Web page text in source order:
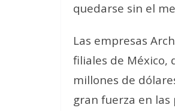
quedarse sin el
Las empresas
filiales de México,
millones de
gran fuerza en las